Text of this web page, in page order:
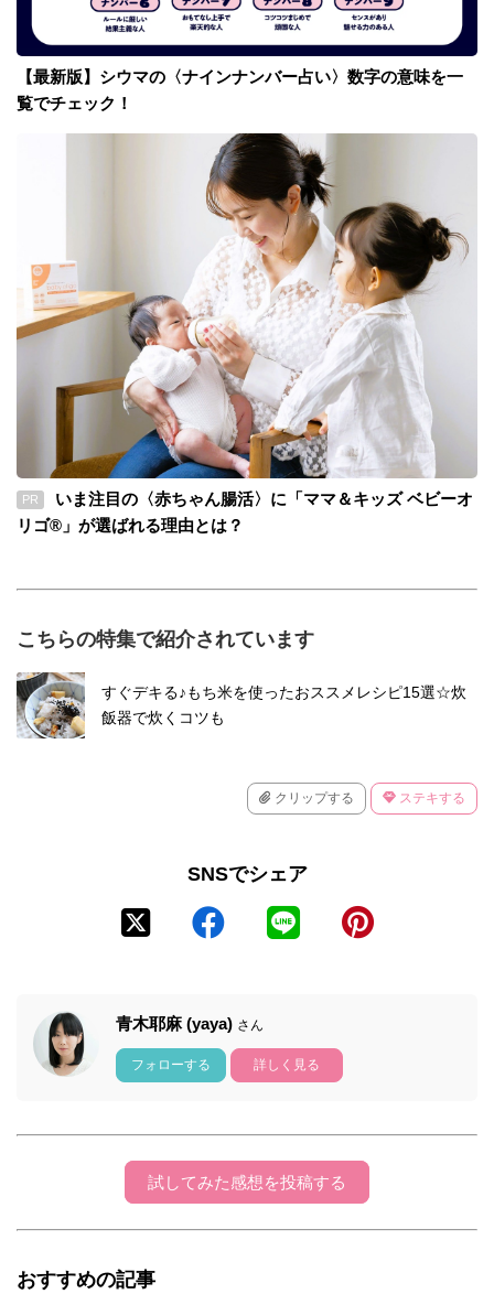
【最新版】シウマの〈ナインナンバー占い〉数字の意味を一
覧でチェック！
PR
いま注目の〈赤ちゃん腸活〉に「ママ＆キッズ ベビーオ
リゴ®」が選ばれる理由とは？
こちらの特集で紹介されています
すぐデキる♪もち米を使ったおススメレシピ15選☆炊
飯器で炊くコツも
クリップする ステキする
SNSでシェア
青木耶麻 (yaya) さん
フォローする 詳しく見る
試してみた感想を投稿する
おすすめの記事